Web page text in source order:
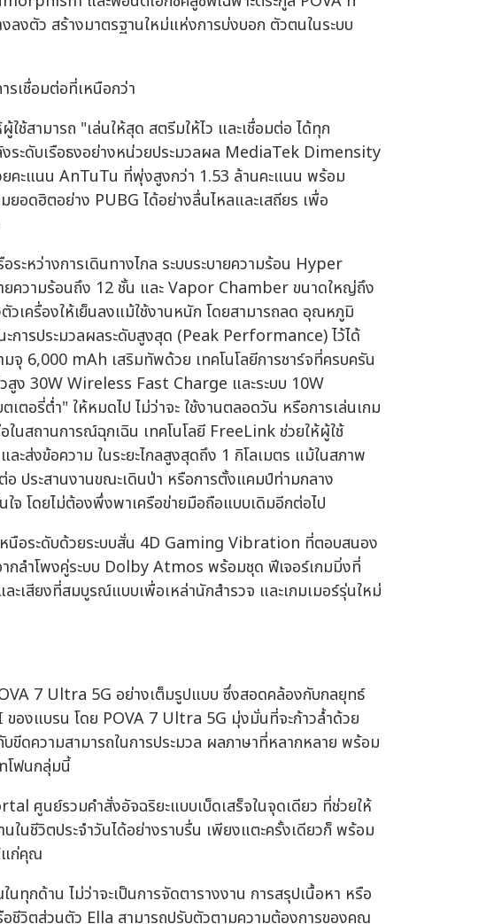
ลงตัว สร้างมาตรฐานใหม่แห่งการบ่งบอก ตัวตนในระบบ
รเชื่อมต่อที่เหนือกว่า
สามารถ "เล่นให้สุด สตรีมให้ไว และเชื่อมต่อ ได้ทุก
ระดับเรือธงอย่างหน่วยประมวลผล MediaTek Dimensity
คะแนน AnTuTu ที่พุ่งสูงกว่า 1.53 ล้านคะแนน พร้อม
ยอดฮิตอย่าง PUBG ได้อย่างลื่นไหลและเสถียร เพื่อ
ะหว่างการเดินทางไกล ระบบระบายความร้อน Hyper
ความร้อนถึง 12 ชั้น และ Vapor Chamber ขนาดใหญ่ถึง
เครื่องให้เย็นลงแม้ใช้งานหนัก โดยสามารถลด อุณหภูมิ
การประมวลผลระดับสูงสุด (Peak Performance) ไว้ได้
6,000 mAh เสริมทัพด้วย เทคโนโลยีการชาร์จที่ครบครัน
สูง 30W Wireless Fast Charge และระบบ 10W
อรี่ต่ำ" ให้หมดไป ไม่ว่าจะ ใช้งานตลอดวัน หรือการเล่นเกม
นสถานการณ์ฉุกเฉิน เทคโนโลยี FreeLink ช่วยให้ผู้ใช้
ส่งข้อความ ในระยะไกลสูงสุดถึง 1 กิโลเมตร แม้ในสภาพ
ประสานงานขณะเดินป่า หรือการตั้งแคมป์ท่ามกลาง
จ โดยไม่ต้องพึ่งพาเครือข่ายมือถือแบบเดิมอีกต่อไป
นือระดับด้วยระบบสั่น 4D Gaming Vibration ที่ตอบสนอง
กลำโพงคู่ระบบ Dolby Atmos พร้อมชุด ฟีเจอร์เกมมิ่งที่
ะเสียงที่สมบูรณ์แบบเพื่อเหล่านักสำรวจ และเกมเมอร์รุ่นใหม่
7 Ultra 5G อย่างเต็มรูปแบบ ซึ่งสอดคล้องกับกลยุทธ์
องแบรน โดย POVA 7 Ultra 5G มุ่งมั่นที่จะก้าวล้ำด้วย
ดความสามารถในการประมวล ผลภาษาที่หลากหลาย พร้อม
โฟนกลุ่มนี้
ศูนย์รวมคำสั่งอัจฉริยะแบบเบ็ดเสร็จในจุดเดียว ที่ช่วยให้
ในชีวิตประจำวันได้อย่างราบรื่น เพียงแตะครั้งเดียวก็ พร้อม
แก่คุณ
กด้าน ไม่ว่าจะเป็นการจัดตารางงาน การสรุปเนื้อหา หรือ
ชีวิตส่วนตัว Ella สามารถปรับตัวตามความต้องการของคุณ